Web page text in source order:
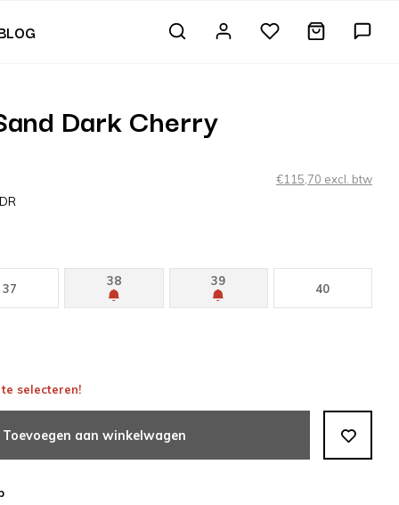
Dark Cherry
€115,70 excl. btw
37
38 39
40
selecteren!
Toevoegen aan winkelwagen